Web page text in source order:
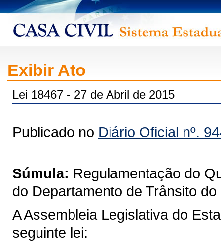
Exibir Ato
Lei 18467 - 27 de Abril de 2015
Publicado no Diário Oficial nº.
Súmula: Regulamentação do
do Departamento de Trânsito
A Assembleia Legislativa do
seguinte lei: